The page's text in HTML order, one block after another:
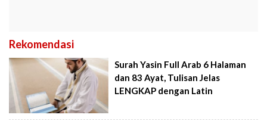
Rekomendasi
Surah Yasin Full Arab 6 Halaman
dan 83 Ayat, Tulisan Jelas
LENGKAP dengan Latin